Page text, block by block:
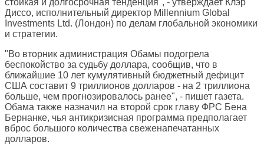
стойкая и долгосрочная тенденция", - утверждает Клэр
Диссо, исполнительный директор Millennium Global
Investments Ltd. (Лондон) по делам глобальной экономики
и стратегии.
"Во вторник администрация Обамы подогрела
беспокойство за судьбу доллара, сообщив, что в
ближайшие 10 лет кумулятивный бюджетный дефицит
США составит 9 триллионов долларов - на 2 триллиона
больше, чем прогнозировалось ранее", - пишет газета.
Обама также назначил на второй срок главу ФРС Бена
Бернанке, чья антикризисная программа предполагает
вброс большого количества свеженапечатанных
долларов.